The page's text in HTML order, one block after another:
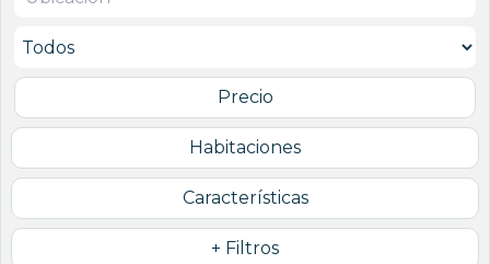
Precio
Habitaciones
Características
+ Filtros